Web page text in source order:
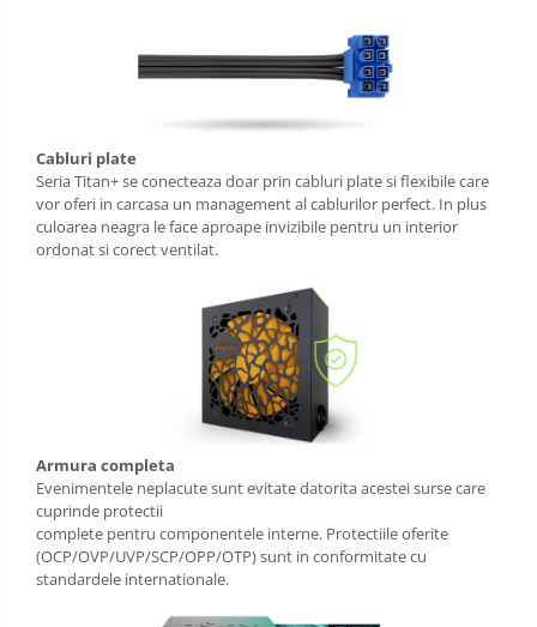
Cabluri plate
Seria Titan+ se conecteaza doar prin cabluri plate si flexibile care
vor oferi in carcasa un management al cablurilor perfect. In plus
culoarea neagra le face aproape invizibile pentru un interior
ordonat si corect ventilat.
Armura completa
Evenimentele neplacute sunt evitate datorita acestei surse care
cuprinde protectii
complete pentru componentele interne. Protectiile oferite
(OCP/OVP/UVP/SCP/OPP/OTP) sunt in conformitate cu
standardele internationale.